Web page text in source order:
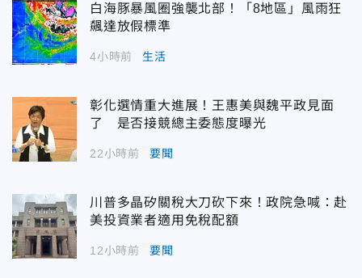
白海豚暴風圈強襲北部！「8地區」風雨狂
飆達放假標準
4小時前 生活
彰化選情重大進展！王惠美與魏平政見面
了 是否接競總主委態度曝光
22小時前 要聞
川普多晶矽關稅大刀砍下來！政院急喊：赴
美投資業者適用免稅配額
12小時前 要聞